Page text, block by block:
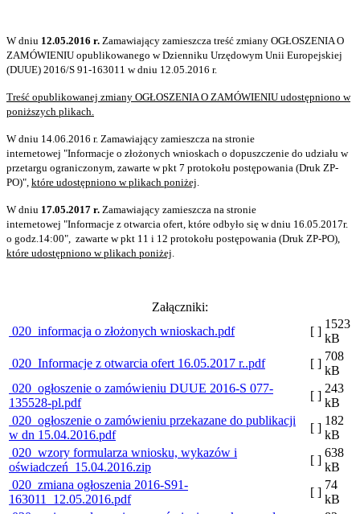
W dniu 12.05.2016 r. Zamawiający zamieszcza treść zmiany OGŁOSZENIA O
ZAMÓWIENIU opublikowanego w Dzienniku Urzędowym Unii Europejskiej
(DUUE) 2016/S 91-163011 w dniu 12.05.2016 r.
Treść opublikowanej zmiany OGŁOSZENIA O ZAMÓWIENIU udostępniono w
poniższych plikach.
W dniu 14.06.2016 r. Zamawiający zamieszcza na stronie
internetowej "Informacje o złożonych wnioskach o dopuszczenie do udziału w
przetargu ograniczonym, zawarte w pkt 7 protokołu postępowania (Druk ZP-
PO)", które udostępniono w plikach poniżej
W dniu 17.05.2017 r. Zamawiający zamieszcza na stronie
internetowej "Informacje z otwarcia ofert, które odbyło się w dniu 16.05.2017r.
o godz.14:00", zawarte w pkt 11 i 12 protokołu postępowania (Druk ZP-PO),
które udostępniono w plikach poniżej
Załączniki:
020_informacja o złożonych wnioskach.pdf
[ ]
1523
kB
020_Informacje z otwarcia ofert 16.05.2017 r..pdf
[ ]
708
kB
020_ogłoszenie o zamówieniu DUUE 2016-S 077-
135528-pl.pdf
[ ]
243
kB
020_ogłoszenie o zamówieniu przekazane do publikacji
w dn 15.04.2016.pdf
[ ]
182
kB
020_wzory formularza wniosku, wykazów i
oświadczeń_15.04.2016.zip
[ ]
638
kB
020_zmiana ogłoszenia 2016-S91-
163011_12.05.2016.pdf
[ ]
74
kB